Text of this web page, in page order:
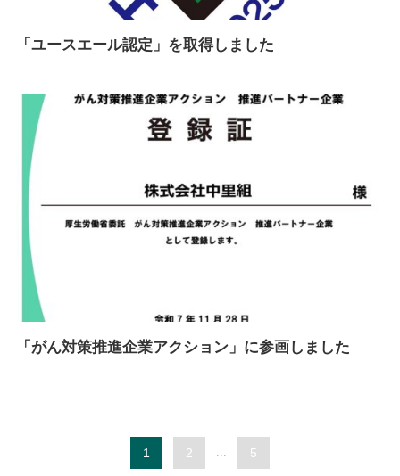
「ユースエール認定」を取得しました
「がん対策推進企業アクション」に参画しました
1 2 5